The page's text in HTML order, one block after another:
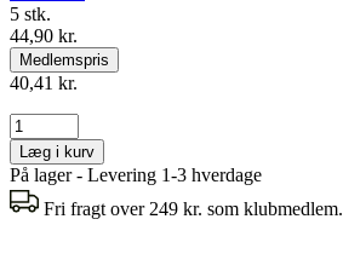
5 stk.
44,90 kr.
Medlemspris
40,41 kr.
Læg i kurv
På lager - Levering 1-3 hverdage
Fri fragt over 249 kr. som klubmedlem.